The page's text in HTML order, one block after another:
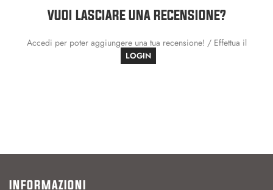
VUOI LASCIARE UNA RECENSIONE?
Accedi per poter aggiungere una tua recensione! / Effettua il
LOGIN
INFORMAZIONI